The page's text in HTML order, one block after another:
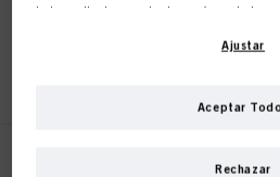
Champú
independientes
conjuntos
según se designa
huellas dactilares y tecnologías similares")
mejoren su uso de este sitio web y/o para
base, rastrearemos sus compras de nuestros
Ajustar
Rechazar
Aceptar